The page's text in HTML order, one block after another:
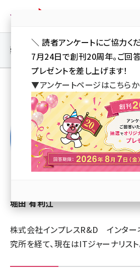
ン
seo (3523)
ai (2804)
youtube (2429)
note (2312)
z世代 (1622)
meo (1275)
llmo (1161)
SEO
堀田 有利江
堀田 有利江
株式会社インプレスR&D インター
究所を経て、現在はITジャーナリスト
＼ 読者アンケートにご協力く
7月24日で創刊20周年。ご回
プレゼントを差し上げます！
▼アンケートページはこちら